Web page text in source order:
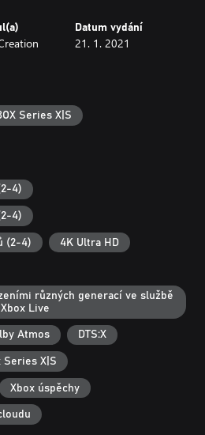
Datum vydání
21. 1. 2021
Series X|S
4)
4)
(2-4) 4K Ultra HD
různých generací ve službě
Xbox Live
Atmos DTS:X
Series X|S
Xbox úspěchy